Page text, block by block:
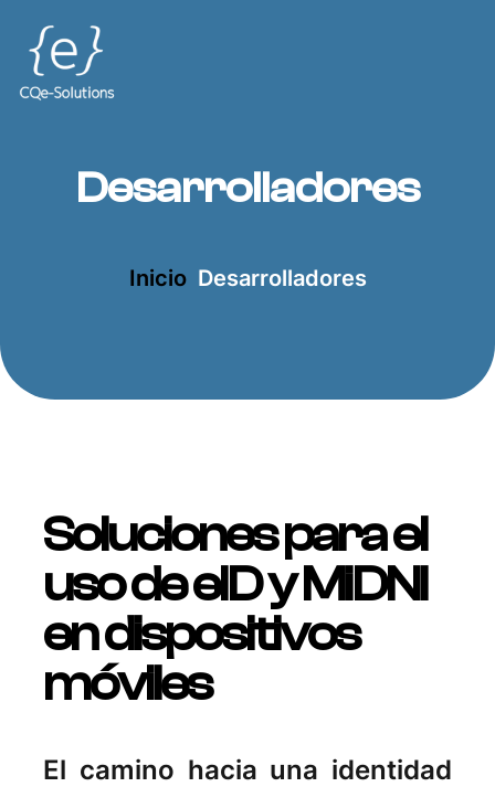
Desarrolladores
Inicio Desarrolladores
Soluciones para el
uso de eID y MiDNI
en dispositivos
móviles
El camino hacia una identidad